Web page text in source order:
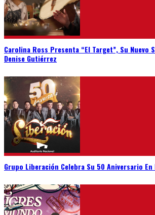
Carolina Ross Presenta “El Target”, Su Nuevo
Denise Gutiérrez
Grupo Liberación Celebra Su 50 Aniversario